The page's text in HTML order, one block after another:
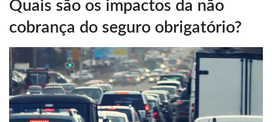
Quais são os impactos da não
cobrança do seguro obrigatório?